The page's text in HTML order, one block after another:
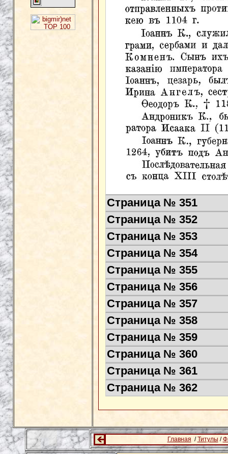
Страница № 351
Страница № 352
Страница № 353
Страница № 354
Страница № 355
Страница № 356
Страница № 357
Страница № 358
Страница № 359
Страница № 360
Страница № 361
Страница № 362
Главная /Титулы /